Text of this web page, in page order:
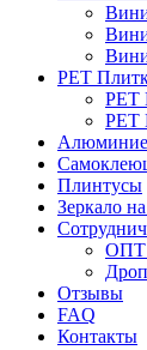
PET
PET
PET
Плинтусы
Зеркало
ОПТ
Отзывы
FAQ
Контакты